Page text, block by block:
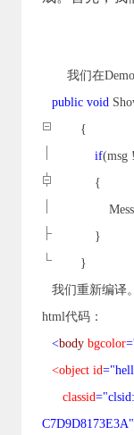
我们在Demo
public void
{
if(msg
{
}
}
我们重新编译
html代码：
<body bgcolor
<object id
classid
C7D9D8173E3A"